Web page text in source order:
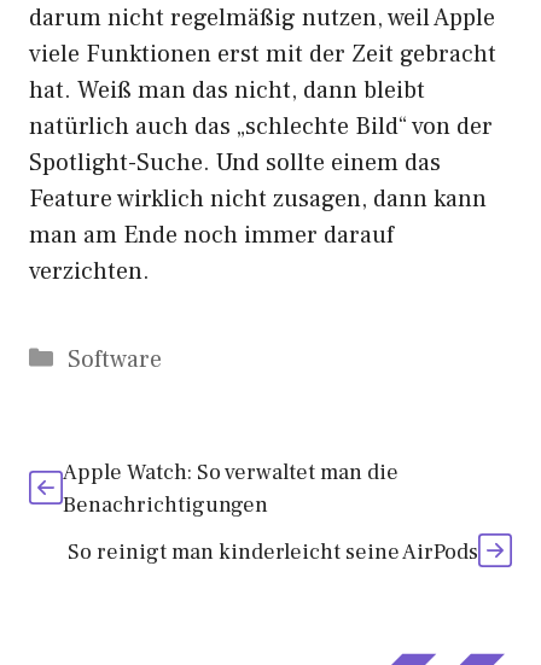
darum nicht regelmäßig nutzen, weil Apple
viele Funktionen erst mit der Zeit gebracht
hat. Weiß man das nicht, dann bleibt
natürlich auch das „schlechte Bild“ von der
Spotlight-Suche. Und sollte einem das
Feature wirklich nicht zusagen, dann kann
man am Ende noch immer darauf
verzichten.
Kategorien
Software
Apple Watch: So verwaltet man die
Benachrichtigungen
So reinigt man kinderleicht seine AirPods